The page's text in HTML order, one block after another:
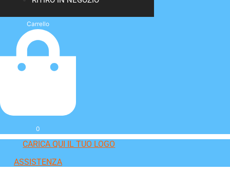
Carrello
0
CARICA QUI IL TUO LOGO
ASSISTENZA